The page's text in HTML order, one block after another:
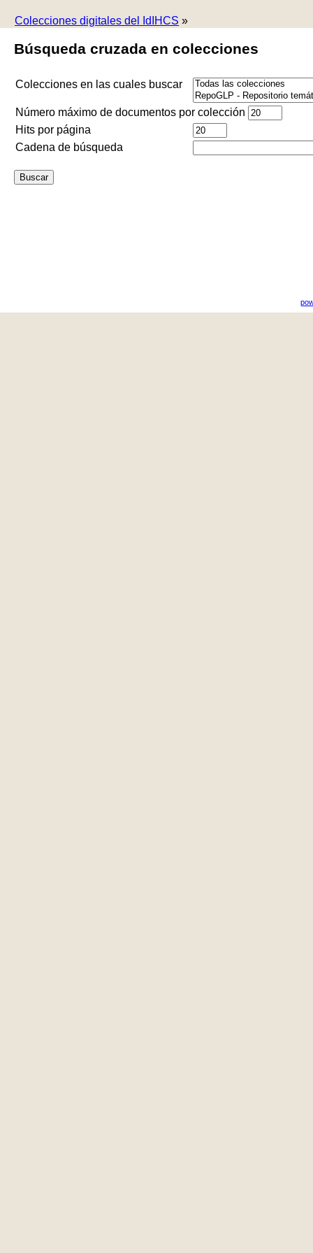
Colecciones digitales del IdIHCS »
Búsqueda cruzada en colecciones
Colecciones en las cuales buscar
Número máximo de documentos por colección
Hits por página
Cadena de búsqueda